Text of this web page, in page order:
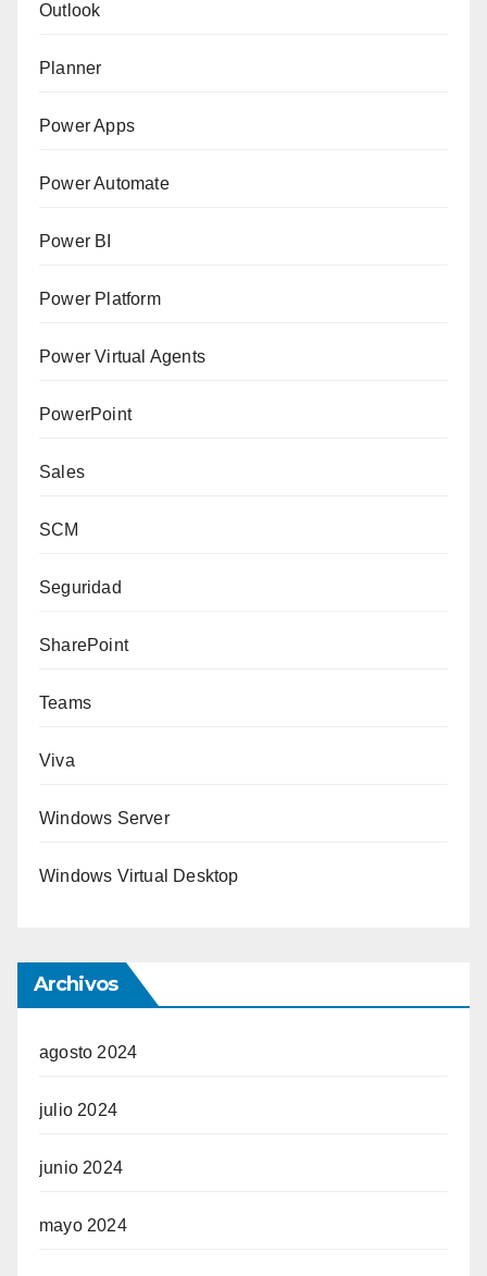
Outlook
Planner
Power Apps
Power Automate
Power BI
Power Platform
Power Virtual Agents
PowerPoint
Sales
SCM
Seguridad
SharePoint
Teams
Viva
Windows Server
Windows Virtual Desktop
Archivos
agosto 2024
julio 2024
junio 2024
mayo 2024